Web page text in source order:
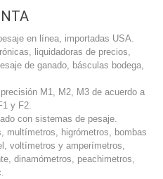
en línea, importadas USA.
liquidadoras de precios,
de ganado, básculas bodega,
M1, M2, M3 de acuerdo a
y F2.
con sistemas de pesaje.
multímetros, higrómetros, bombas
voltímetros y amperímetros,
dinamómetros, peachimetros,